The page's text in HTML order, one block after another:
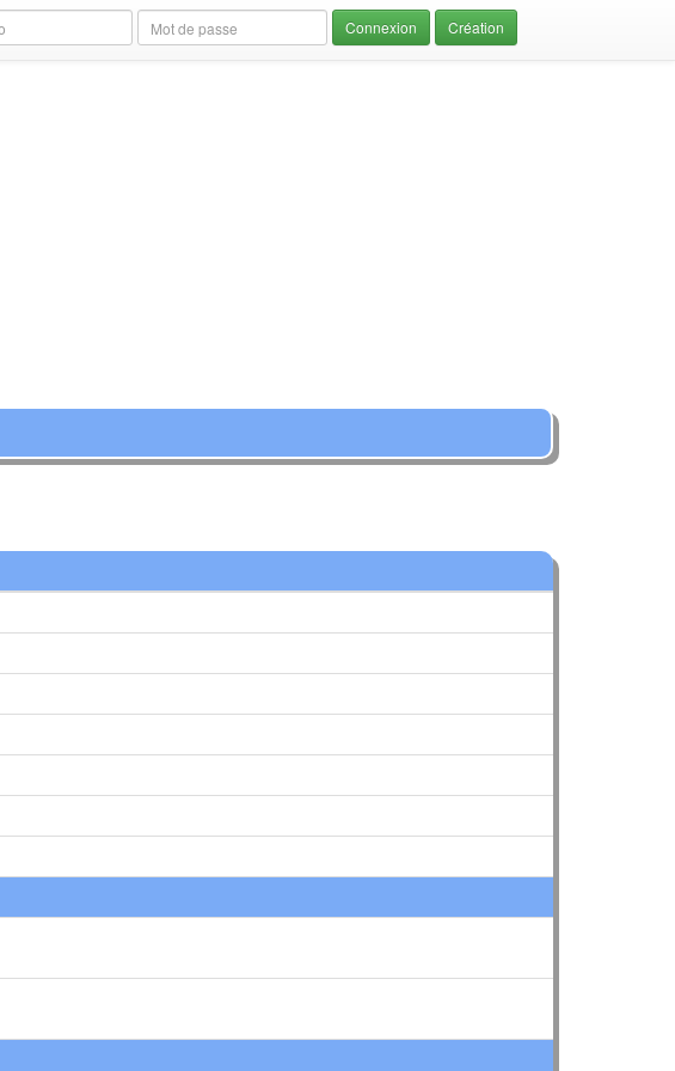
Création